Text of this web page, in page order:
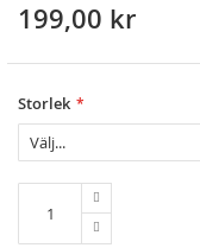
Skip
the
of
the
images
gallery
199,00 kr
Storlek